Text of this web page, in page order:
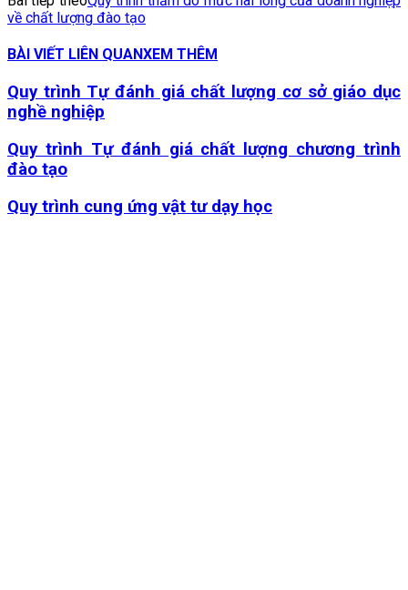
về chất lượng đào tạo
BÀI VIẾT LIÊN QUANXEM THÊM
Quy trình Tự đánh giá chất lượng cơ sở giáo dục
nghề nghiệp
Quy trình Tự đánh giá chất lượng chương trình
đào tạo
Quy trình cung ứng vật tư dạy học